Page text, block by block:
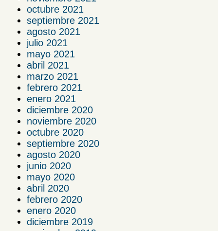
octubre 2021
septiembre 2021
agosto 2021
julio 2021
mayo 2021
abril 2021
marzo 2021
febrero 2021
enero 2021
diciembre 2020
noviembre 2020
octubre 2020
septiembre 2020
agosto 2020
junio 2020
mayo 2020
abril 2020
febrero 2020
enero 2020
diciembre 2019